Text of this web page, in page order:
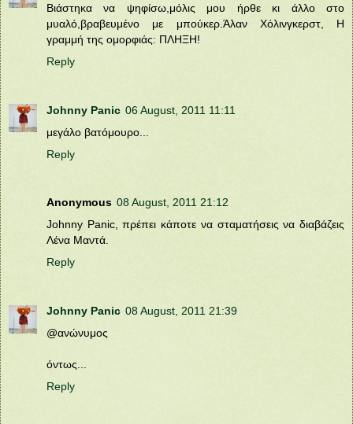
Βιάστηκα να ψηφίσω,μόλις μου ήρθε κι άλλο στο
μυαλό,βραβευμένο με μπούκερ.Άλαν Χόλινγκερστ, Η
γραμμή της ομορφιάς: ΠΛΗΞΗ!
Reply
Johnny Panic 06 August, 2011 11:11
μεγάλο βατόμουρο...
Reply
Anonymous 08 August, 2011 21:12
Johnny Panic, πρέπει κάποτε να σταματήσεις να διαβάζεις
Λένα Μαντά.
Reply
Johnny Panic 08 August, 2011 21:39
@ανώνυμος
όντως...
Reply